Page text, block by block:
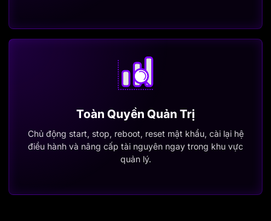
Toàn Quyền Quản Trị
Chủ động start, stop, reboot, reset mật khẩu, cài lại hệ
điều hành và nâng cấp tài nguyên ngay trong khu vực
quản lý.